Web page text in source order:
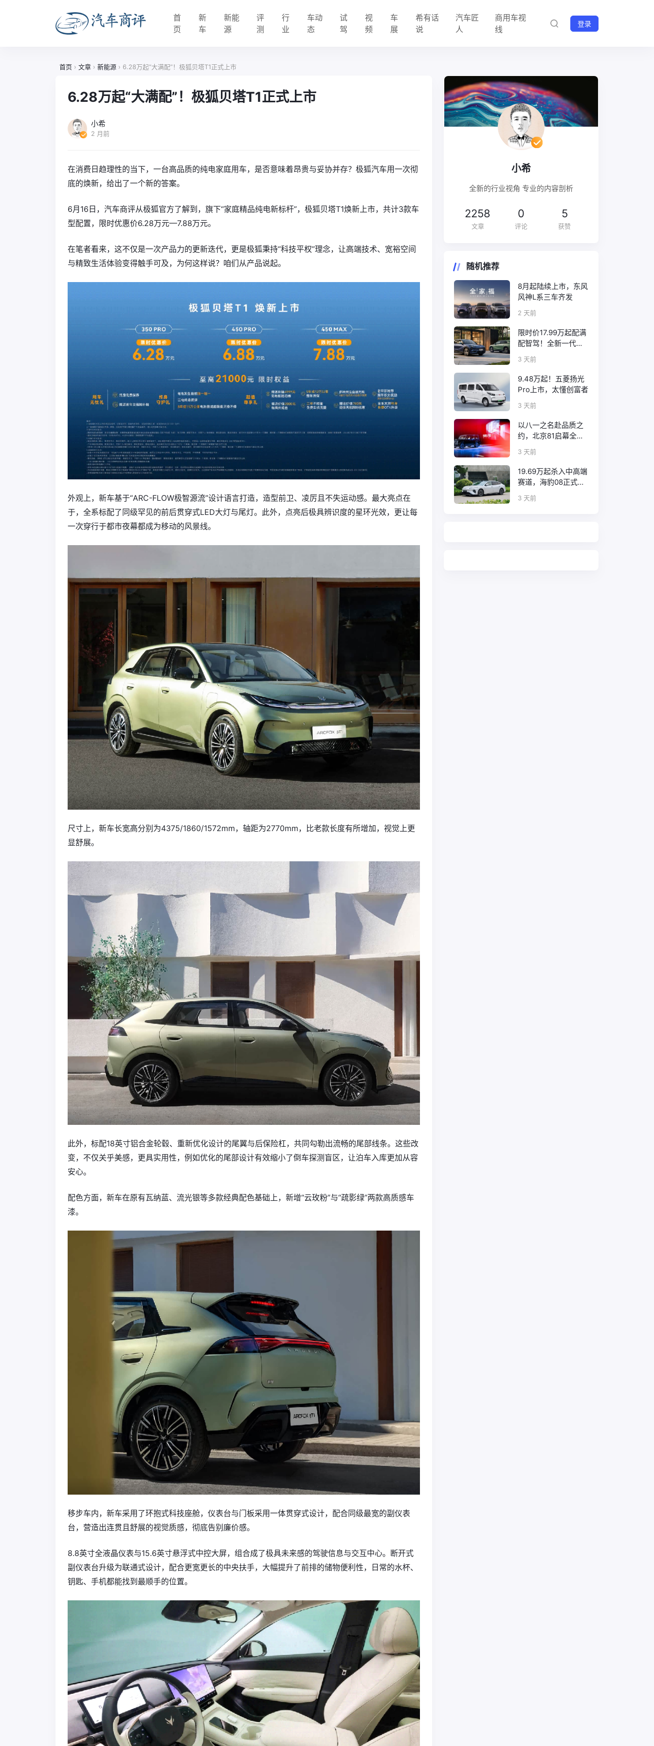
首
页
新
车
新能
源
评
测
行
业
车动
态
试
驾
视
频
车
展
希有话
说
汽车匠
人
商用车视
线
登录
首页 › 文章 › 新能源 › 6.28万起“大满配”！极狐贝塔T1正式上市
6.28万起“大满配”！极狐贝塔T1正式上市
小希
2 月前
在消费日趋理性的当下，一台高品质的纯电家庭用车，是否意味着昂贵与妥协并存？极狐汽车用一次彻
底的焕新，给出了一个新的答案。
6月16日，汽车商评从极狐官方了解到，旗下“家庭精品纯电新标杆”，极狐贝塔T1焕新上市，共计3款车
型配置，限时优惠价6.28万元—7.88万元。
在笔者看来，这不仅是一次产品力的更新迭代，更是极狐秉持“科技平权”理念，让高端技术、宽裕空间
与精致生活体验变得触手可及，为何这样说？咱们从产品说起。
外观上，新车基于“ARC-FLOW极智源流”设计语言打造，造型前卫、凌厉且不失运动感。最大亮点在
于，全系标配了同级罕见的‌前后贯穿式LED大灯与尾灯‌。此外，点亮后极具辨识度的星环光效，更让每
一次穿行于都市夜幕都成为移动的风景线。
尺寸上，新车长宽高分别为4375/1860/1572mm，轴距为2770mm，比老款长度有所增加，视觉上更
显舒展。
此外，标配18英寸铝合金轮毂、重新优化设计的尾翼与后保险杠，共同勾勒出流畅的尾部线条。这些改
变，不仅关乎美感，更具实用性，例如优化的尾部设计有效缩小了倒车探测盲区，让泊车入库更加从容
安心。
配色方面，新车在原有瓦纳蓝、流光银等多款经典配色基础上，新增“‌云玫粉‌”与“‌疏影绿‌”两款高质感车
漆。
移步车内，新车采用了环抱式科技座舱，仪表台与门板采用一体贯穿式设计，配合同级最宽的副仪表
台，营造出连贯且舒展的视觉质感，彻底告别廉价感。
8.8英寸全液晶仪表‌与‌15.6英寸悬浮式中控大屏‌，组合成了极具未来感的驾驶信息与交互中心。断开式
副仪表台升级为联通式设计，配合更宽更长的中央扶手，大幅提升了前排的储物便利性，日常的水杯、
钥匙、手机都能找到最顺手的位置。
小希
全新的行业视角 专业的内容剖析
2258
文章
0
评论
5
获赞
随机推荐
8月起陆续上市，东风
风神L系三车齐发
2 天前
限时价17.99万起配满
配智驾！全新一代天
工08正式上市
3 天前
9.48万起！五菱扬光
Pro上市，太懂创富者
3 天前
以八一之名赴品质之
约，北京81启幕全新
口碑征程
3 天前
19.69万起杀入中高端
赛道，海豹08正式上
市！
3 天前